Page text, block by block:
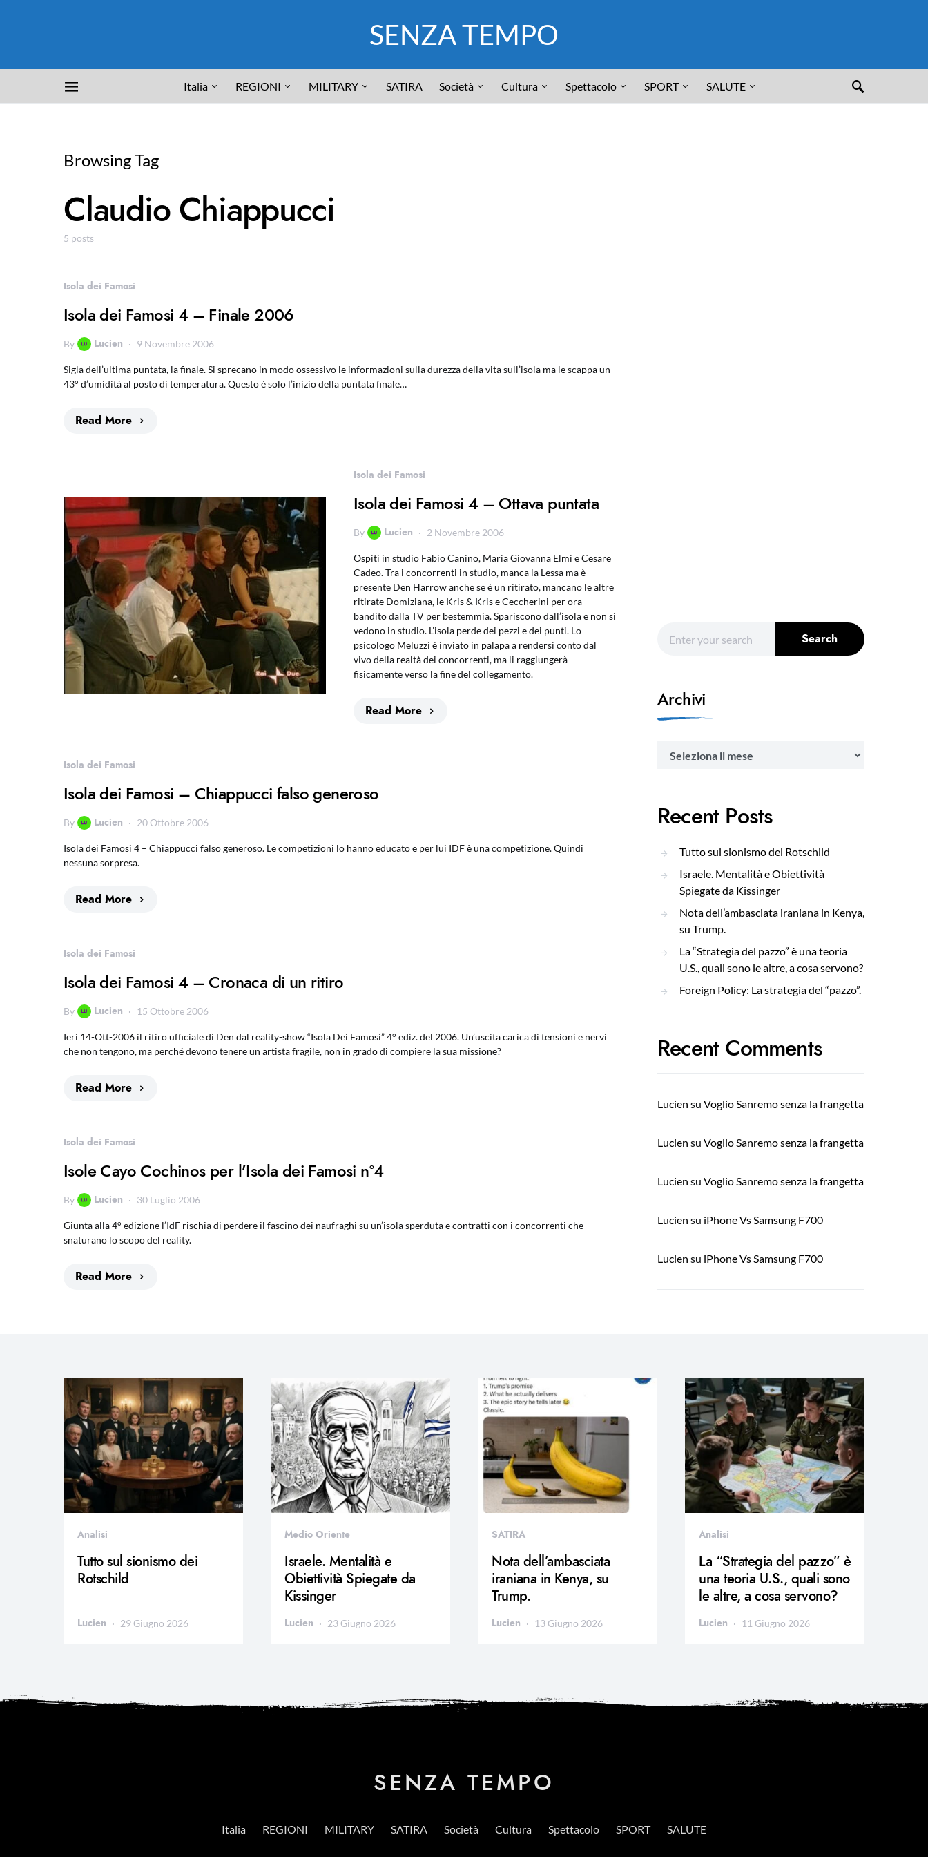
SENZA TEMPO
Italia REGIONI MILITARY SATIRA Società Cultura Spettacolo SPORT SALUTE
Browsing Tag
Claudio Chiappucci
5 posts
Isola dei Famosi
Isola dei Famosi 4 – Finale 2006
By Lucien 9 Novembre 2006
Sigla dell’ultima puntata, la finale. Si sprecano in modo ossessivo le informazioni sulla durezza della vita sull’isola ma le scappa un
43° d’umidità al posto di temperatura. Questo è solo l’inizio della puntata finale…
Read More
Isola dei Famosi
Isola dei Famosi 4 – Ottava puntata
By Lucien 2 Novembre 2006
Ospiti in studio Fabio Canino, Maria Giovanna Elmi e Cesare
Cadeo. Tra i concorrenti in studio, manca la Lessa ma è
presente Den Harrow anche se è un ritirato, mancano le altre
ritirate Domiziana, le Kris & Kris e Ceccherini per ora
bandito dalla TV per bestemmia. Spariscono dall’isola e non si
vedono in studio. L’isola perde dei pezzi e dei punti. Lo
psicologo Meluzzi è inviato in palapa a rendersi conto dal
vivo della realtà dei concorrenti, ma li raggiungerà
fisicamente verso la fine del collegamento.
Read More
Isola dei Famosi
Isola dei Famosi – Chiappucci falso generoso
By Lucien 20 Ottobre 2006
Isola dei Famosi 4 – Chiappucci falso generoso. Le competizioni lo hanno educato e per lui IDF è una competizione. Quindi
nessuna sorpresa.
Read More
Isola dei Famosi
Isola dei Famosi 4 – Cronaca di un ritiro
By Lucien 15 Ottobre 2006
Ieri 14-Ott-2006 il ritiro ufficiale di Den dal reality-show “Isola Dei Famosi” 4° ediz. del 2006. Un’uscita carica di tensioni e nervi
che non tengono, ma perché devono tenere un artista fragile, non in grado di compiere la sua missione?
Read More
Isola dei Famosi
Isole Cayo Cochinos per l’Isola dei Famosi n°4
By Lucien 30 Luglio 2006
Giunta alla 4° edizione l’IdF rischia di perdere il fascino dei naufraghi su un’isola sperduta e contratti con i concorrenti che
snaturano lo scopo del reality.
Read More
Search
Archivi
Recent Posts
Tutto sul sionismo dei Rotschild
Israele. Mentalità e Obiettività
Spiegate da Kissinger
Nota dell’ambasciata iraniana in Kenya,
su Trump.
La “Strategia del pazzo” è una teoria
U.S., quali sono le altre, a cosa servono?
Foreign Policy: La strategia del “pazzo”.
Recent Comments
Lucien su Voglio Sanremo senza la frangetta
Lucien su Voglio Sanremo senza la frangetta
Lucien su Voglio Sanremo senza la frangetta
Lucien su iPhone Vs Samsung F700
Lucien su iPhone Vs Samsung F700
Analisi
Tutto sul sionismo dei
Rotschild
Lucien 29 Giugno 2026
Medio Oriente
Israele. Mentalità e
Obiettività Spiegate da
Kissinger
Lucien 23 Giugno 2026
SATIRA
Nota dell’ambasciata
iraniana in Kenya, su
Trump.
Lucien 13 Giugno 2026
Analisi
La “Strategia del pazzo” è
una teoria U.S., quali sono
le altre, a cosa servono?
Lucien 11 Giugno 2026
SENZA TEMPO
Italia REGIONI MILITARY SATIRA Società Cultura Spettacolo SPORT SALUTE